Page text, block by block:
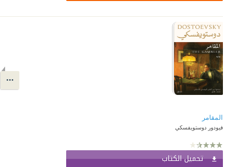
المقامر
فيودور دوستويفسكي
تحميل الكتاب